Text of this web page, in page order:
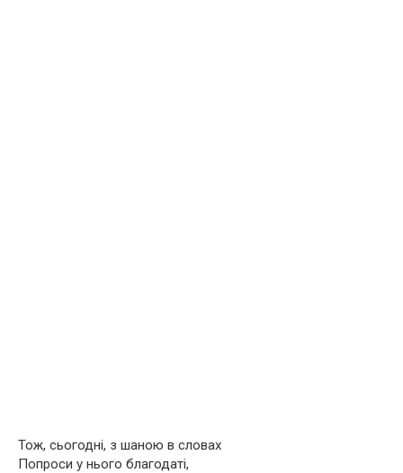
Тож, сьогодні, з шаною в словах
Попроси у нього благодаті,